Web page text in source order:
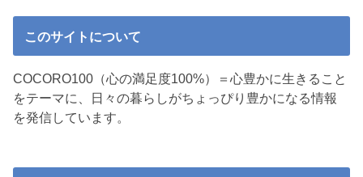
このサイトについて
COCORO100（心の満足度100%）＝心豊かに生きること
をテーマに、日々の暮らしがちょっぴり豊かになる情報
を発信しています。